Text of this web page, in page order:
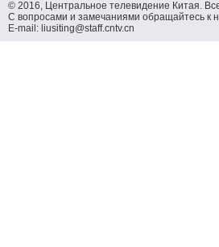
© 2016, Центральное телевидение Китая.
С вопросами и замечаниями обращайтесь к
E-mail: liusiting@staff.cntv.cn